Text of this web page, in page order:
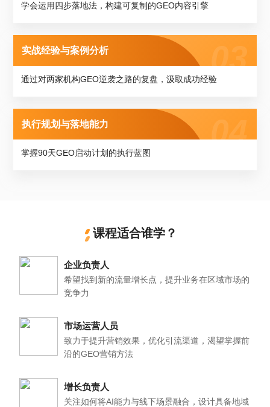
学会运用四步落地法，构建可复制的GEO内容引擎
实战经验与案例分析
通过对两家机构GEO逆袭之路的复盘，汲取成功经验
执行规划与落地能力
掌握90天GEO启动计划的执行蓝图
课程适合谁学？
企业负责人
希望找到新的流量增长点，提升业务在区域市场的
竞争力
市场运营人员
致力于提升营销效果，优化引流渠道，渴望掌握前
沿的GEO营销方法
增长负责人
关注如何将AI能力与线下场景融合，设计具备地域